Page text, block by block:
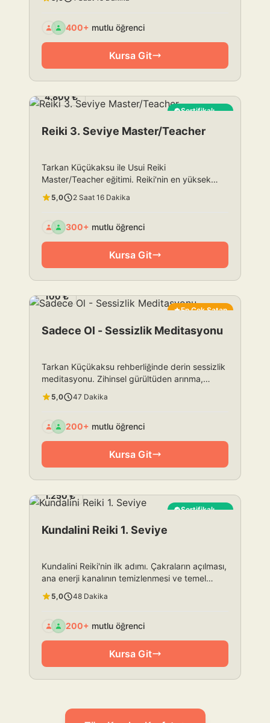
katılın.
400+ mutlu öğrenci
Kursa Git
Sertifikalı
En Çok Satan
4.800 ₺
Reiki 3. Seviye Master/Teacher
Tarkan Küçükaksu ile Usui Reiki
Master/Teacher eğitimi. Reiki'nin en yüksek
seviyesi. Uyumlama yapabilme yetkisi, sınırsız
potansiyel.
5,0 2 Saat 16 Dakika
300+ mutlu öğrenci
Kursa Git
En Çok Satan
100 ₺
Sadece Ol - Sessizlik Meditasyonu
Tarkan Küçükaksu rehberliğinde derin sessizlik
meditasyonu. Zihinsel gürültüden arınma,
şimdiki ana dönüş. Kendinle baş başa kalma
pratiği.
5,0 47 Dakika
200+ mutlu öğrenci
Kursa Git
Sertifikalı
1.250 ₺
Kundalini Reiki 1. Seviye
Kundalini Reiki'nin ilk adımı. Çakraların açılması,
ana enerji kanalının temizlenmesi ve temel
Kundalini enerjisi ile tanışma.
5,0 48 Dakika
200+ mutlu öğrenci
Kursa Git